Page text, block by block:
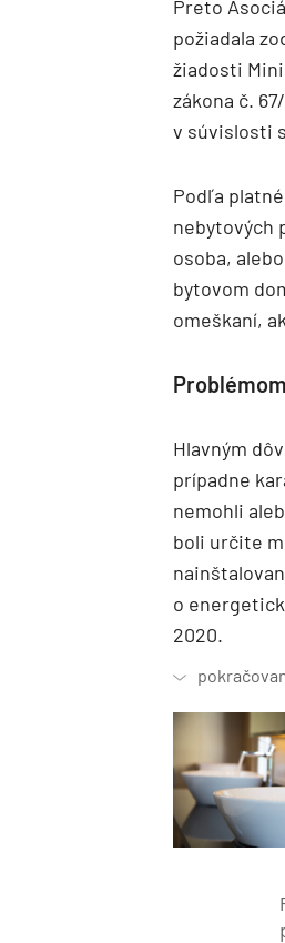
Preto
požiadala
žiadosti
zákona č.
v súvislosti
Podľa
nebytových
osoba,
bytovom
omeškaní,
Hlavným
prípadne
nemohli
boli určite
o
2020.